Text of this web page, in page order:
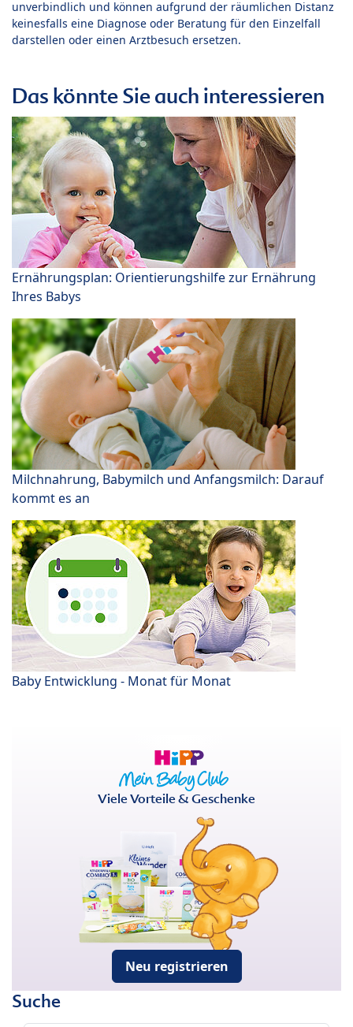
unverbindlich und können aufgrund der räumlichen Distanz
keinesfalls eine Diagnose oder Beratung für den Einzelfall
darstellen oder einen Arztbesuch ersetzen.
Das könnte Sie auch interessieren
Ernährungsplan: Orientierungshilfe zur Ernährung
Ihres Babys
Milchnahrung, Babymilch und Anfangsmilch: Darauf
kommt es an
Baby Entwicklung - Monat für Monat
Viele Vorteile & Geschenke
Neu registrieren
Suche